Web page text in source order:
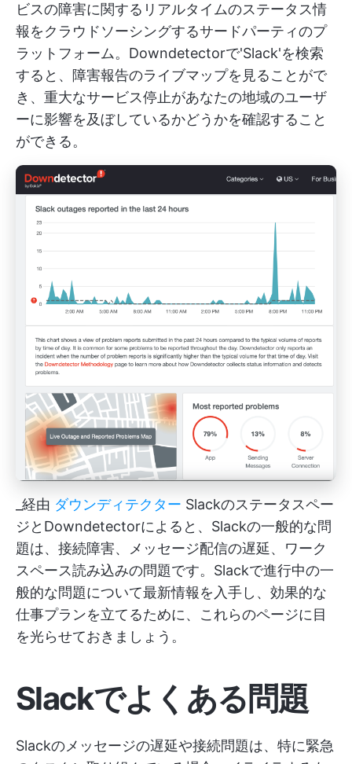
ビスの障害に関するリアルタイムのステータス情
報をクラウドソーシングするサードパーティのプ
ラットフォーム。Downdetectorで'Slack'を検索
すると、障害報告のライブマップを見ることがで
き、重大なサービス停止があなたの地域のユーザ
ーに影響を及ぼしているかどうかを確認すること
ができる。
_経由 ダウンディテクター Slackのステータスペー
ジとDowndetectorによると、Slackの一般的な問
題は、接続障害、メッセージ配信の遅延、ワーク
スペース読み込みの問題です。Slackで進行中の一
般的な問題について最新情報を入手し、効果的な
仕事プランを立てるために、これらのページに目
を光らせておきましょう。
Slackでよくある問題
Slackのメッセージの遅延や接続問題は、特に緊急